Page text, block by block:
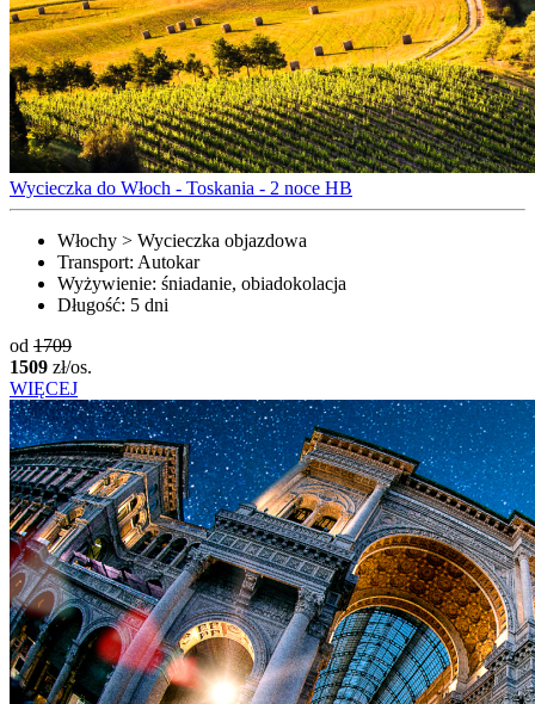
Wycieczka do Włoch - Toskania - 2 noce HB
Włochy > Wycieczka objazdowa
Transport: Autokar
Wyżywienie: śniadanie, obiadokolacja
Długość: 5 dni
od 1709
1509 zł/os.
WIĘCEJ